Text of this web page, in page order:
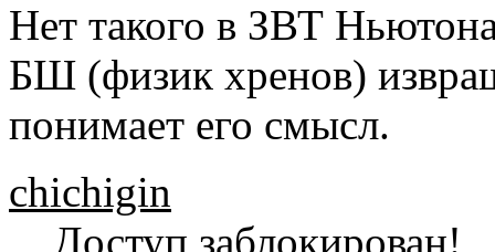
Нет такого в ЗВТ
БШ (физик хренов)
понимает его смысл.
chichigin
Доступ заблокирован!